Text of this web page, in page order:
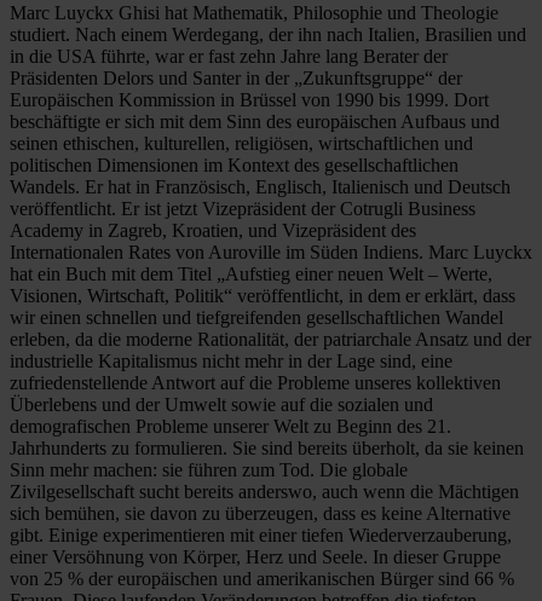
Marc Luyckx Ghisi hat Mathematik, Philosophie und Theologie
studiert. Nach einem Werdegang, der ihn nach Italien, Brasilien und
in die USA führte, war er fast zehn Jahre lang Berater der
Präsidenten Delors und Santer in der „Zukunftsgruppe“ der
Europäischen Kommission in Brüssel von 1990 bis 1999. Dort
beschäftigte er sich mit dem Sinn des europäischen Aufbaus und
seinen ethischen, kulturellen, religiösen, wirtschaftlichen und
politischen Dimensionen im Kontext des gesellschaftlichen
Wandels. Er hat in Französisch, Englisch, Italienisch und Deutsch
veröffentlicht. Er ist jetzt Vizepräsident der Cotrugli Business
Academy in Zagreb, Kroatien, und Vizepräsident des
Internationalen Rates von Auroville im Süden Indiens. Marc Luyckx
hat ein Buch mit dem Titel „Aufstieg einer neuen Welt – Werte,
Visionen, Wirtschaft, Politik“ veröffentlicht, in dem er erklärt, dass
wir einen schnellen und tiefgreifenden gesellschaftlichen Wandel
erleben, da die moderne Rationalität, der patriarchale Ansatz und der
industrielle Kapitalismus nicht mehr in der Lage sind, eine
zufriedenstellende Antwort auf die Probleme unseres kollektiven
Überlebens und der Umwelt sowie auf die sozialen und
demografischen Probleme unserer Welt zu Beginn des 21.
Jahrhunderts zu formulieren. Sie sind bereits überholt, da sie keinen
Sinn mehr machen: sie führen zum Tod. Die globale
Zivilgesellschaft sucht bereits anderswo, auch wenn die Mächtigen
sich bemühen, sie davon zu überzeugen, dass es keine Alternative
gibt. Einige experimentieren mit einer tiefen Wiederverzauberung,
einer Versöhnung von Körper, Herz und Seele. In dieser Gruppe
von 25 % der europäischen und amerikanischen Bürger sind 66 %